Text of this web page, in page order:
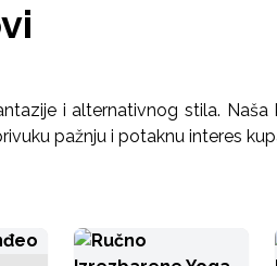
i alternativnog stila.
pažnju i potaknu interes